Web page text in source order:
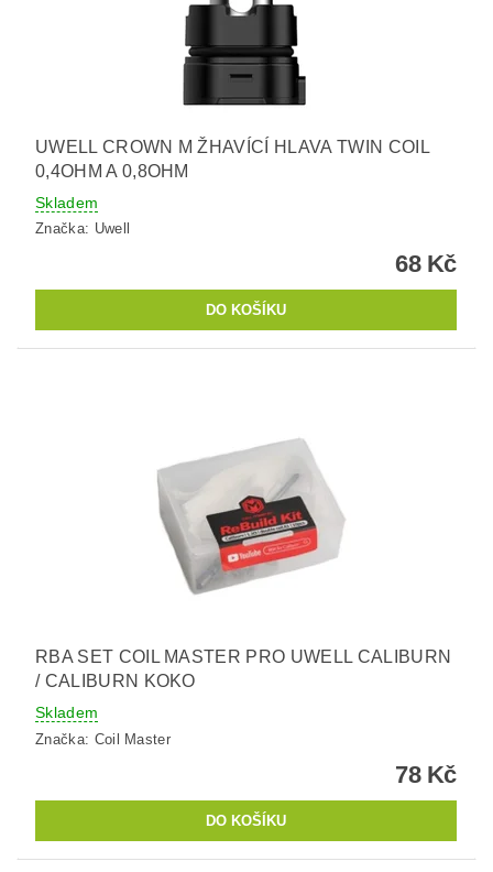
UWELL CROWN M ŽHAVÍCÍ HLAVA TWIN COIL
0,4OHM A 0,8OHM
Skladem
Značka: Uwell
68 Kč
RBA SET COIL MASTER PRO UWELL CALIBURN
/ CALIBURN KOKO
Skladem
Značka: Coil Master
78 Kč